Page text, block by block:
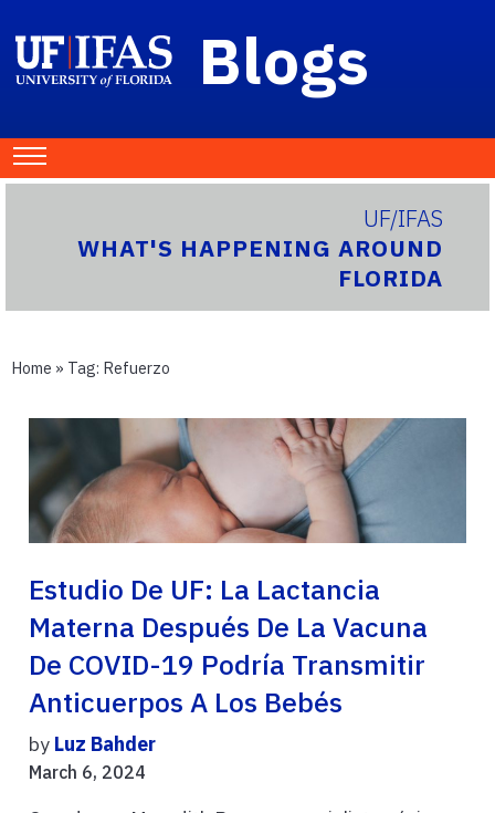
Blogs
UF/IFAS
WHAT'S HAPPENING AROUND
FLORIDA
Home » Tag: Refuerzo
Estudio De UF: La Lactancia
Materna Después De La Vacuna
De COVID-19 Podría Transmitir
Anticuerpos A Los Bebés
by Luz Bahder
March 6, 2024